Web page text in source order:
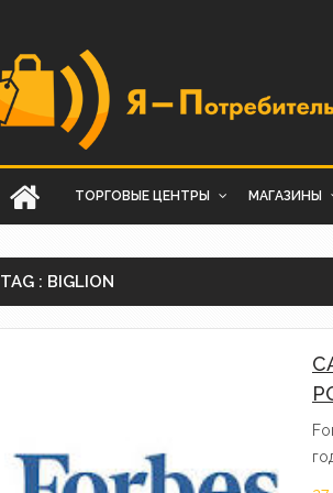
ТОРГОВЫЕ ЦЕНТРЫ МАГАЗИНЫ
TAG : BIGLION